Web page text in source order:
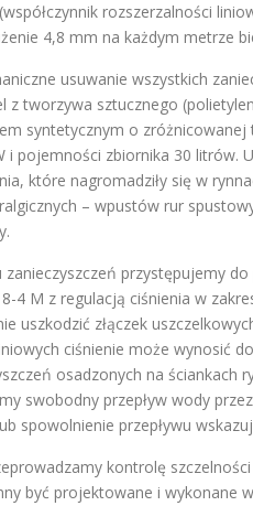
rozszerzalności
4,8 mm na każdym metrze
usuwanie wszystkich
z tworzywa sztucznego
syntetycznym o
pojemności zbiornika 30 litrów.
które nagromadziły się w
– wpustów rur
przystępujemy
4 M z regulacją ciśnienia w
uszkodzić złączek
ciśnienie może wynosić
osadzonych na ściankach
swobodny przepływ wody
spowolnienie przepływu
kontrolę
być projektowane i wykonane